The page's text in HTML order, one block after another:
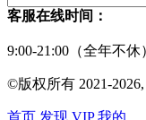
客服在线时间：
9:00-21:00（全年不休
©版权所有 2021-2026,
首页 发现 VIP 我的